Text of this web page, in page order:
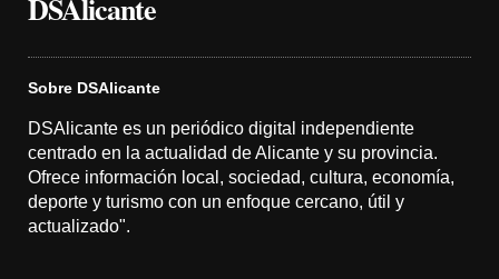
DSAlicante
Sobre DSAlicante
DSAlicante es un periódico digital independiente
centrado en la actualidad de Alicante y su provincia.
Ofrece información local, sociedad, cultura, economía,
deporte y turismo con un enfoque cercano, útil y
actualizado".